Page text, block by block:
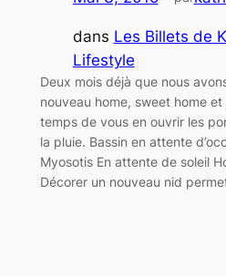
dans Les Billets de
Lifestyle
Deux mois déjà que nous
nouveau home, sweet home
temps de vous en ouvrir les
la pluie. Bassin en attente
Myosotis En attente de soleil
Décorer un nouveau nid